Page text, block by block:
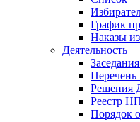
График
Наказы
Деятельность
Решения
Реестр
Порядок